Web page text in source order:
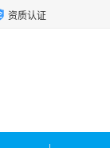
资质认证